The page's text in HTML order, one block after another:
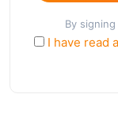
By
I have read